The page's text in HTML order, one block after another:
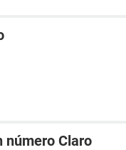
número Claro